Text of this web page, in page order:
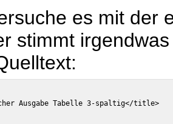
es mit der
stimmt
Ausgabe Tabelle 3-spaltig</title>